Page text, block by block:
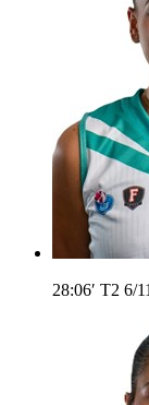
28:06′ T2 6/11